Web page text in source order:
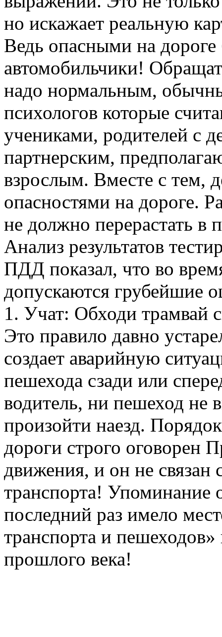
но искажает реальную
Ведь опасными на
автомобильчики!
надо нормальным,
психологов которые
учениками, родителей с
партнерским,
взрослым. Вместе с тем,
опасностями на дороге.
не должно перерастать в
Анализ результатов
ПДД показал, что во
допускаются грубейшие
1. Учат: Обходи трамвай
Это правило давно
создает аварийную
пешехода сзади или
водитель, ни пешеход не
произойти наезд.
дороги строго оговорен
движения, и он не
транспорта! Упоминание
последний раз имело
транспорта и
прошлого века!